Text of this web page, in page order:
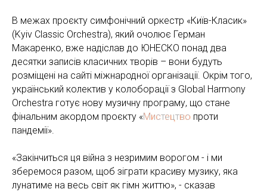
В межах проєкту симфонічний оркестр «Київ-Класик»
(Kyiv Classic Orchestra), який очолює Герман
Макаренко, вже надіслав до ЮНЕСКО понад два
десятки записів класичних творів – вони будуть
розміщені на сайті міжнародної організації. Окрім того,
український колектив у колоборації з Global Harmony
Orchestra готує нову музичну програму, що стане
фінальним акордом проєкту «Мистецтво проти
пандемії».
«Закінчиться ця війна з незримим ворогом - і ми
зберемося разом, щоб зіграти красиву музику, яка
лунатиме на весь світ як гімн життю», - сказав